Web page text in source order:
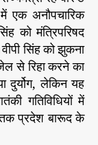
बं
ध
न
है
एक अनौपचारिक
को मंत्रिपरिषद
सिंह को झुकना
से रिहा करने का
दुर्योग, लेकिन यह
गतिविधियों में
प्रदेश बारूद के